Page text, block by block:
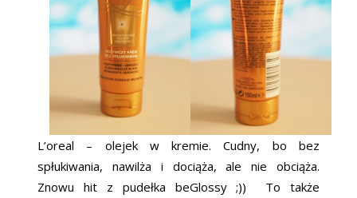
L’oreal – olejek w kremie. Cudny, bo bez
spłukiwania, nawilża i dociąża, ale nie obciąża.
Znowu hit z pudełka beGlossy ;)) To także